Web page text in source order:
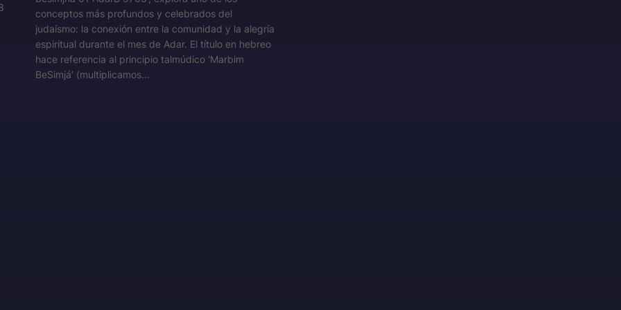
conceptos más profundos y celebrados del
judaísmo: la conexión entre la comunidad y la alegría
espiritual durante el mes de Adar. El título en hebreo
hace referencia al principio talmúdico ‘Marbim
BeSimjá’ (multiplicamos…